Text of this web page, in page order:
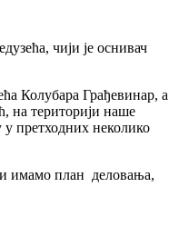
чији је оснивач
Колубара Грађевинар, а
на територији наше
претходних неколико
и имамо план деловања,